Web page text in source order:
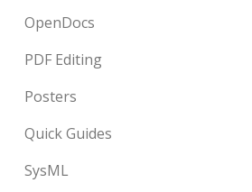
OpenDocs
PDF Editing
Posters
Quick Guides
SysML